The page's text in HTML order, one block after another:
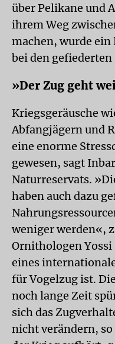
über Pelikane und
ihrem Weg
machen, wurde ein
bei den gefiederten
»Der Zug geht
Kriegsgeräusche
Abfangjägern und
eine enorme
gewesen, sagt
Naturreservats.
haben auch dazu
weniger werden«,
Ornithologen Yossi
eines
für Vogelzug ist.
noch lange Zeit
sich das
nicht verändern,